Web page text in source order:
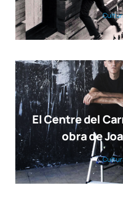
El Centre del
obra de